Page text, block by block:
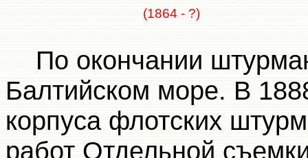
(1864 - ?)
По окончании
Балтийском море. В
корпуса флотских
работ Отдельной